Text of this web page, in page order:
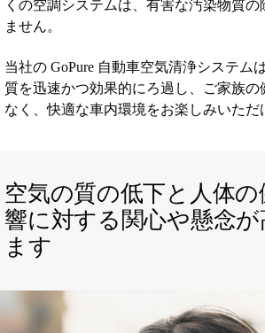
くの空調システムは、有害な汚染物質
ません。
当社の GoPure 自動車空気清浄システム
質を迅速かつ効果的にろ過し、ご家族の
なく、快適な車内環境をお楽しみいただ
空気の質の低下と人体
響に対する関心や懸念
ます